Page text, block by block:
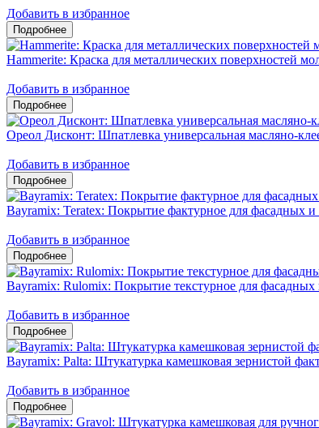
Добавить в избранное
Hammerite: Краска для металлических поверхностей
Добавить в избранное
Ореол Дисконт: Шпатлевка универсальная масляно-
Добавить в избранное
Bayramix: Teratex: Покрытие фактурное для фасадных
Добавить в избранное
Bayramix: Rulomix: Покрытие текстурное для
Добавить в избранное
Bayramix: Palta: Штукатурка камешковая зернистой
Добавить в избранное